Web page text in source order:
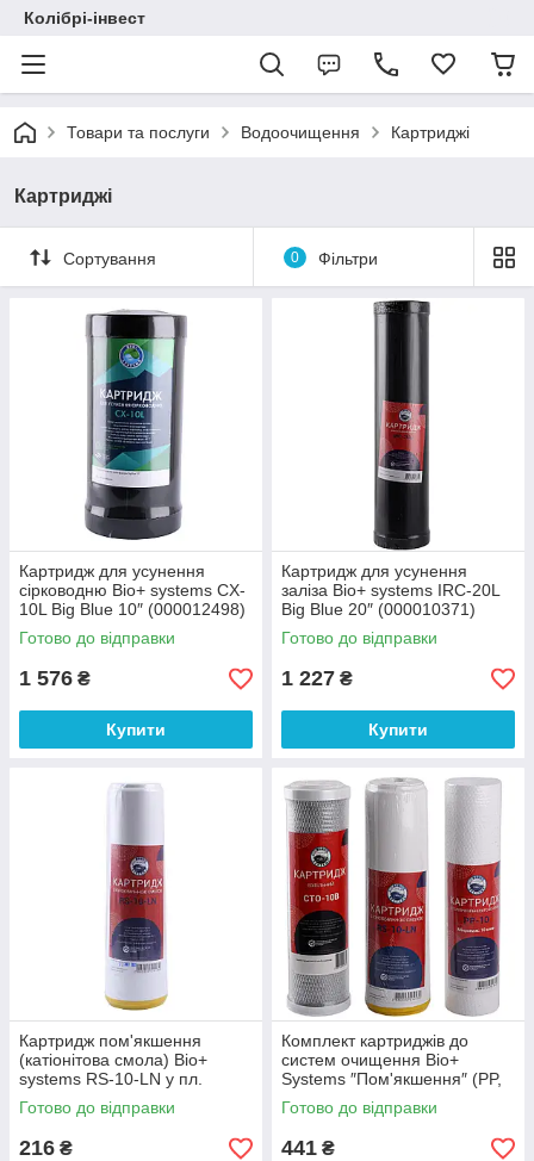
Колібрі-інвест
Товари та послуги Водоочищення Картриджі
Картриджі
Сортування 0 Фільтри
Картридж для усунення
сірководню Bio+ systems CX-
10L Big Blue 10″ (000012498)
Готово до відправки
1 576 ₴
Купити
Картридж для усунення
заліза Bio+ systems IRC-20L
Big Blue 20″ (000010371)
Готово до відправки
1 227 ₴
Купити
Картридж пом'якшення
(катіонітова смола) Bio+
systems RS-10-LN у пл.
корпусі (000021013)
Готово до відправки
216 ₴
Комплект картриджів до
систем очищення Bio+
Systems ″Пом'якшення″ (PP,
RS, CTO) (000009892)
Готово до відправки
441 ₴